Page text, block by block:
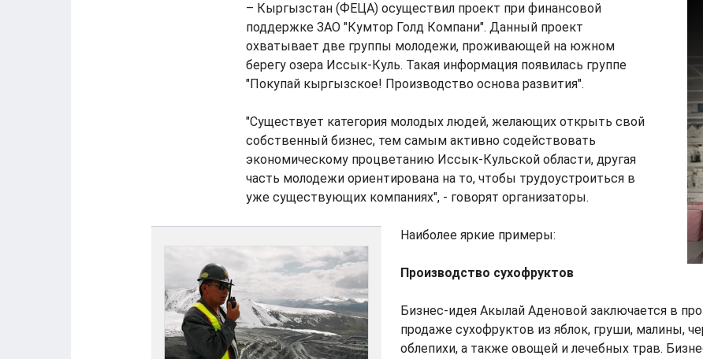
– Кыргызстан (ФЕЦА) осуществил проект при финансовой
поддержке ЗАО "Кумтор Голд Компани". Данный проект
охватывает две группы молодежи, проживающей на южном
берегу озера Иссык-Куль. Такая информация появилась группе
"Покупай кыргызское! Производство основа развития".
"Существует категория молодых людей, желающих открыть свой
собственный бизнес, тем самым активно содействовать
экономическому процветанию Иссык-Кульской области, другая
часть молодежи ориентирована на то, чтобы трудоустроиться в
уже существующих компаниях", - говорят организаторы.
Наиболее яркие примеры:
Производство сухофруктов
Бизнес-идея Акылай Аденовой заключается в
продаже сухофруктов из яблок, груши, малины,
облепихи, а также овощей и лечебных трав.